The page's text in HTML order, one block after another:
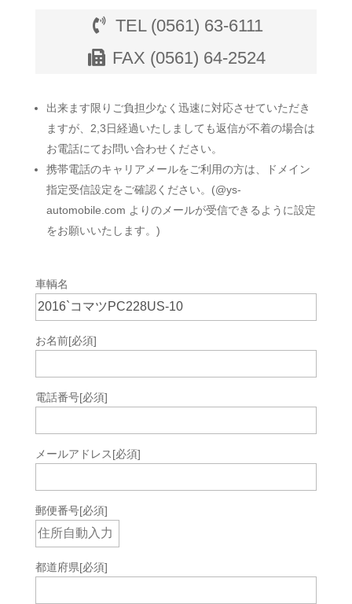
TEL (0561) 63-6111
FAX (0561) 64-2524
出来ます限りご負担少なく迅速に対応させていただき
ますが、2,3日経過いたしましても返信が不着の場合は
お電話にてお問い合わせください。
携帯電話のキャリアメールをご利用の方は、ドメイン
指定受信設定をご確認ください。(@ys-
automobile.com よりのメールが受信できるように設定
をお願いいたします。)
車輌名
お名前[必須]
電話番号[必須]
メールアドレス[必須]
郵便番号[必須]
都道府県[必須]